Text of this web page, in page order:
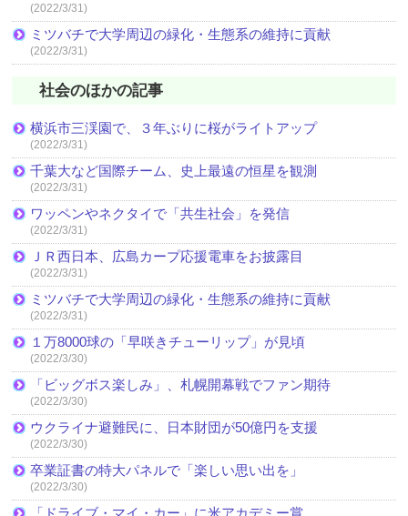
(2022/3/31)
ミツバチで大学周辺の緑化・生態系の維持に貢献
(2022/3/31)
社会のほかの記事
横浜市三渓園で、３年ぶりに桜がライトアップ
(2022/3/31)
千葉大など国際チーム、史上最遠の恒星を観測
(2022/3/31)
ワッペンやネクタイで「共生社会」を発信
(2022/3/31)
ＪＲ西日本、広島カープ応援電車をお披露目
(2022/3/31)
ミツバチで大学周辺の緑化・生態系の維持に貢献
(2022/3/31)
１万8000球の「早咲きチューリップ」が見頃
(2022/3/30)
「ビッグボス楽しみ」、札幌開幕戦でファン期待
(2022/3/30)
ウクライナ避難民に、日本財団が50億円を支援
(2022/3/30)
卒業証書の特大パネルで「楽しい思い出を」
(2022/3/30)